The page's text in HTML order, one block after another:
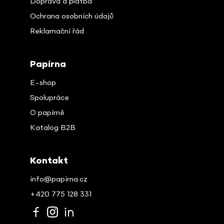
Ochrana osobních údajů
Reklamační řád
Papírna
E-shop
Spolupráce
O papírně
Katalog B2B
Kontakt
info@papirna.cz
+420 775 128 331